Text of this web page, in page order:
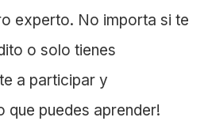
experto. No importa si te
o solo tienes
a participar y
que puedes aprender!